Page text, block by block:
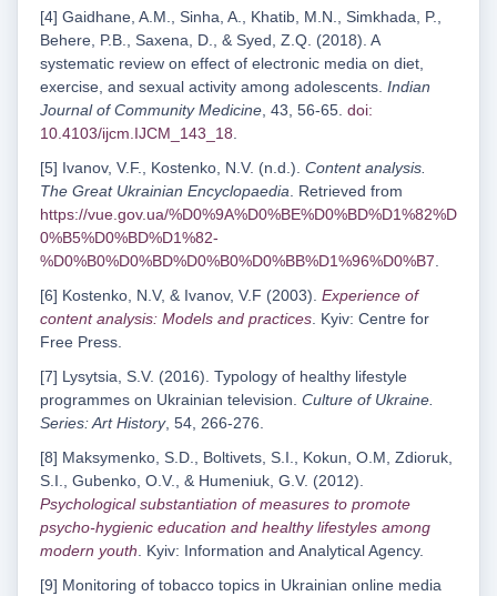
[4] Gaidhane, A.M., Sinha, A., Khatib, M.N., Simkhada, P.,
Behere, P.B., Saxena, D., & Syed, Z.Q. (2018). A
systematic review on effect of electronic media on diet,
exercise, and sexual activity among adolescents. Indian
Journal of Community Medicine, 43, 56-65. doi:
10.4103/ijcm.IJCM_143_18.
[5] Ivanov, V.F., Kostenko, N.V. (n.d.). Content analysis.
The Great Ukrainian Encyclopaedia. Retrieved from
https://vue.gov.ua/%D0%9A%D0%BE%D0%BD%D1%82%D
0%B5%D0%BD%D1%82-
%D0%B0%D0%BD%D0%B0%D0%BB%D1%96%D0%B7.
[6] Kostenko, N.V, & Ivanov, V.F (2003). Experience of
content analysis: Models and practices. Kyiv: Centre for
Free Press.
[7] Lysytsia, S.V. (2016). Typology of healthy lifestyle
programmes on Ukrainian television. Culture of Ukraine.
Series: Art History, 54, 266-276.
[8] Maksymenko, S.D., Boltivets, S.I., Kokun, O.M, Zdioruk,
S.I., Gubenko, O.V., & Humeniuk, G.V. (2012).
Psychological substantiation of measures to promote
psycho-hygienic education and healthy lifestyles among
modern youth. Kyiv: Information and Analytical Agency.
[9] Monitoring of tobacco topics in Ukrainian online media